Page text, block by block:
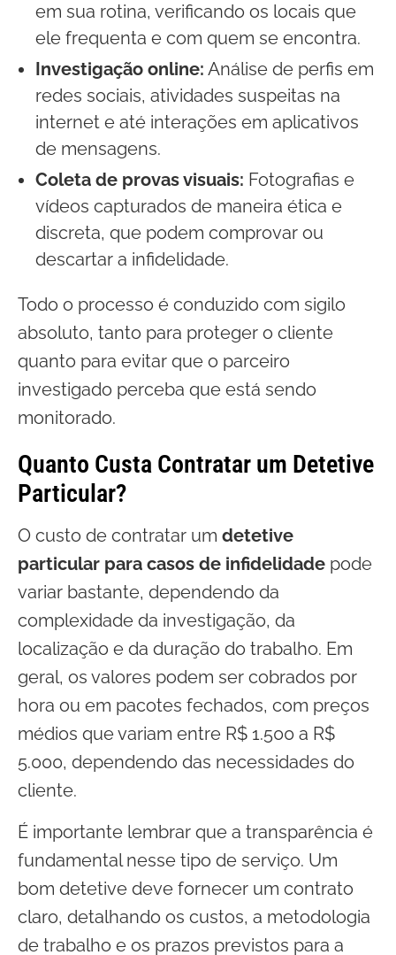
em sua rotina, verificando os locais que
ele frequenta e com quem se encontra.
Investigação online: Análise de perfis em
redes sociais, atividades suspeitas na
internet e até interações em aplicativos
de mensagens.
Coleta de provas visuais: Fotografias e
vídeos capturados de maneira ética e
discreta, que podem comprovar ou
descartar a infidelidade.
Todo o processo é conduzido com sigilo
absoluto, tanto para proteger o cliente
quanto para evitar que o parceiro
investigado perceba que está sendo
monitorado.
Quanto Custa Contratar um Detetive
Particular?
O custo de contratar um detetive
particular para casos de infidelidade pode
variar bastante, dependendo da
complexidade da investigação, da
localização e da duração do trabalho. Em
geral, os valores podem ser cobrados por
hora ou em pacotes fechados, com preços
médios que variam entre R$ 1.500 a R$
5.000, dependendo das necessidades do
cliente.
É importante lembrar que a transparência é
fundamental nesse tipo de serviço. Um
bom detetive deve fornecer um contrato
claro, detalhando os custos, a metodologia
de trabalho e os prazos previstos para a